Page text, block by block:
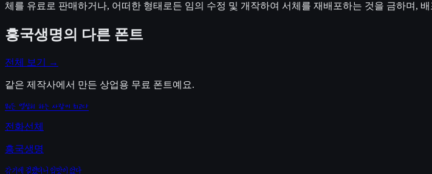
체를 유료로 판매하거나, 어떠한 형태로든 임의 수정 및 개작하여 서체를 재배포하는 것을 금하며,
흥국생명의 다른 폰트
전체 보기 →
같은 제작사에서 만든 상업용 무료 폰트예요.
뭐든 열심히 하는 사람이 최고다
전화선체
흥국생명
감기에 걸렸더니 입맛이 없다